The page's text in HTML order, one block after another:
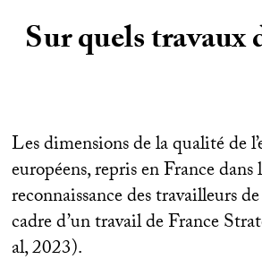
Sur quels travaux
Les dimensions de la qualité de
européens, repris en France
reconnaissance des travailleurs
cadre d’un travail de France
al, 2023).